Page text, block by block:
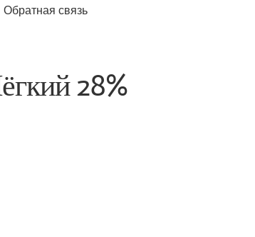
Обратная связь
28%